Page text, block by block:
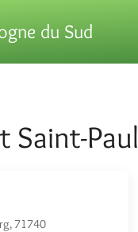
du Sud
Saint-Paul
71740